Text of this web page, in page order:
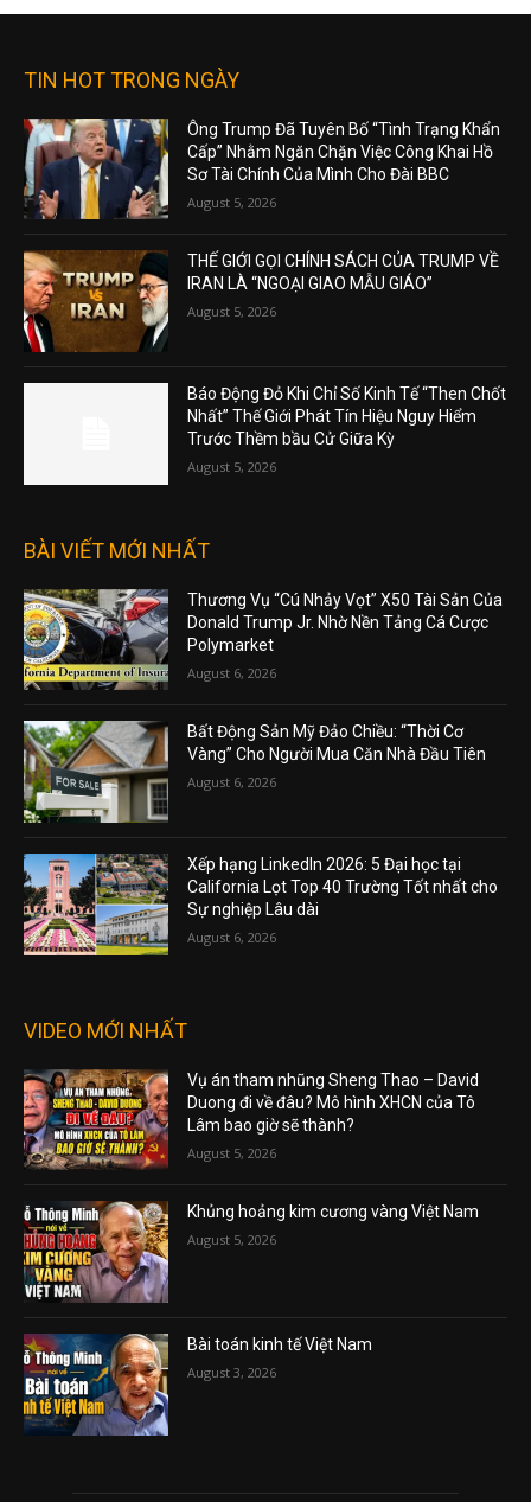
TIN HOT TRONG NGÀY
Ông Trump Đã Tuyên Bố “Tình Trạng Khẩn
Cấp” Nhằm Ngăn Chặn Việc Công Khai Hồ
Sơ Tài Chính Của Mình Cho Đài BBC
August 5, 2026
THẾ GIỚI GỌI CHÍNH SÁCH CỦA TRUMP VỀ
IRAN LÀ “NGOẠI GIAO MẪU GIÁO”
August 5, 2026
Báo Động Đỏ Khi Chỉ Số Kinh Tế “Then Chốt
Nhất” Thế Giới Phát Tín Hiệu Nguy Hiểm
Trước Thềm bầu Cử Giữa Kỳ
August 5, 2026
BÀI VIẾT MỚI NHẤT
Thương Vụ “Cú Nhảy Vọt” X50 Tài Sản Của
Donald Trump Jr. Nhờ Nền Tảng Cá Cược
Polymarket
August 6, 2026
Bất Động Sản Mỹ Đảo Chiều: “Thời Cơ
Vàng” Cho Người Mua Căn Nhà Đầu Tiên
August 6, 2026
Xếp hạng LinkedIn 2026: 5 Đại học tại
California Lọt Top 40 Trường Tốt nhất cho
Sự nghiệp Lâu dài
August 6, 2026
VIDEO MỚI NHẤT
Vụ án tham nhũng Sheng Thao – David
Duong đi về đâu? Mô hình XHCN của Tô
Lâm bao giờ sẽ thành?
August 5, 2026
Khủng hoảng kim cương vàng Việt Nam
August 5, 2026
Bài toán kinh tế Việt Nam
August 3, 2026